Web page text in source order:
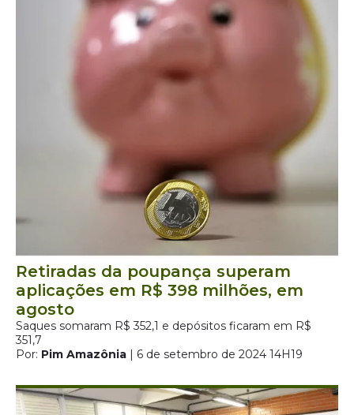
Retiradas da poupança superam
aplicações em R$ 398 milhões, em
agosto
Saques somaram R$ 352,1 e depósitos ficaram em R$
351,7
Por: Pim Amazônia | 6 de setembro de 2024 14H19